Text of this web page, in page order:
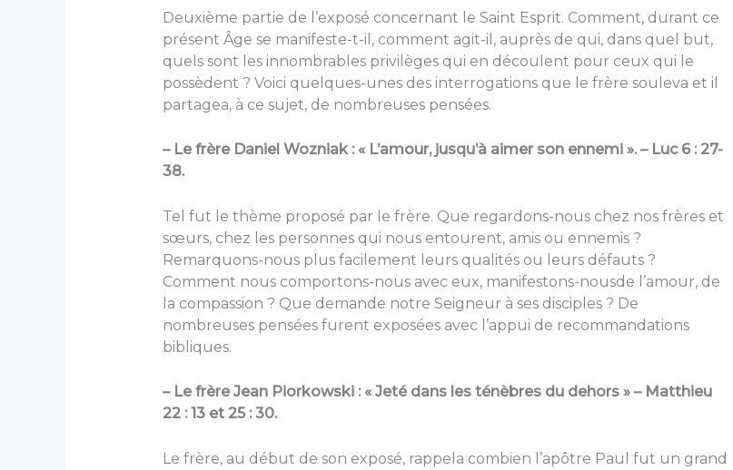
Deuxième partie de l’exposé concernant le Saint Esprit. Comment, durant ce
présent Âge se manifeste-t-il, comment agit-il, auprès de qui, dans quel but,
quels sont les innombrables privilèges qui en découlent pour ceux qui le
possèdent ? Voici quelques-unes des interrogations que le frère souleva et il
partagea, à ce sujet, de nombreuses pensées.
– Le frère Daniel Wozniak : « L’amour, jusqu’à aimer son ennemi ». – Luc 6 : 27-
38.
Tel fut le thème proposé par le frère. Que regardons-nous chez nos frères et
sœurs, chez les personnes qui nous entourent, amis ou ennemis ?
Remarquons-nous plus facilement leurs qualités ou leurs défauts ?
Comment nous comportons-nous avec eux, manifestons-nousde l’amour, de
la compassion ? Que demande notre Seigneur à ses disciples ? De
nombreuses pensées furent exposées avec l’appui de recommandations
bibliques.
– Le frère Jean Piorkowski : « Jeté dans les ténèbres du dehors » – Matthieu
22 : 13 et 25 : 30.
Le frère, au début de son exposé, rappela combien l’apôtre Paul fut un grand